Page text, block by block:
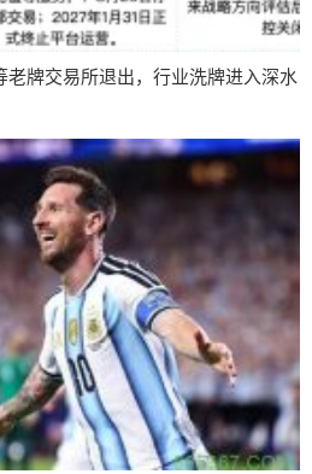
牌交易所退出，行业洗牌进入深水